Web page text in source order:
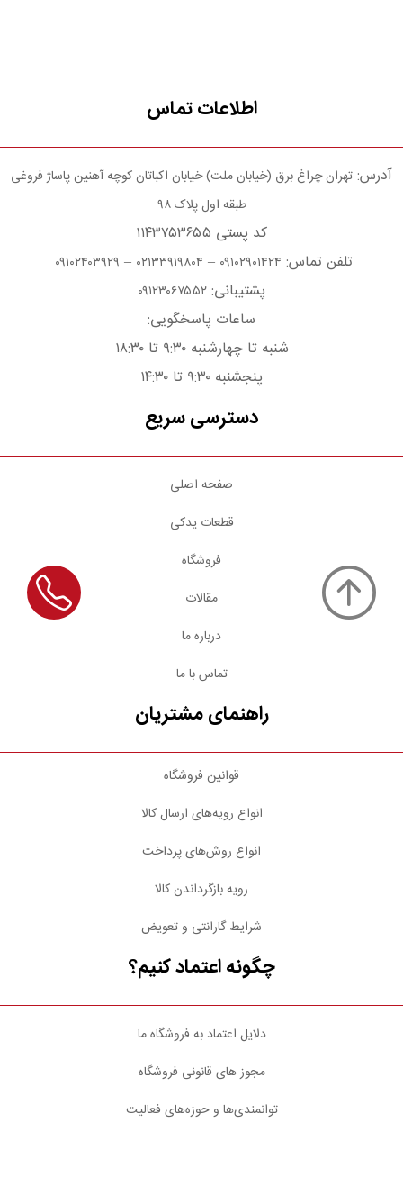
اطلاعات تماس
آدرس: تهران چراغ برق (خیابان ملت) خیابان اکباتان کوچه آهنین پاساژ فروغی
طبقه اول پلاک ۹۸
کد پستی ۱۱۴۳۷۵۳۶۵۵
تلفن تماس: ۰۹۱۰۲۹۰۱۴۲۴ – ۰۲۱۳۳۹۱۹۸۰۴ – ۰۹۱۰۲۴۰۳۹۲۹
پشتیبانی: ۰۹۱۲۳۰۶۷۵۵۲
ساعات پاسخگویی:
شنبه تا چهارشنبه ۹:۳۰ تا ۱۸:۳۰
پنجشنبه ۹:۳۰ تا ۱۴:۳۰
دسترسی سریع
صفحه اصلی
قطعات یدکی
فروشگاه
مقالات
درباره ما
تماس با ما
راهنمای مشتریان
قوانین فروشگاه
انواع رویه‌های ارسال کالا
انواع روش‌های پرداخت
رویه بازگرداندن کالا
شرایط گارانتی و تعویض
چگونه اعتماد کنیم؟
دلایل اعتماد به فروشگاه ما
مجوز های قانونی فروشگاه
توانمندی‌ها و حوزه‌های فعالیت